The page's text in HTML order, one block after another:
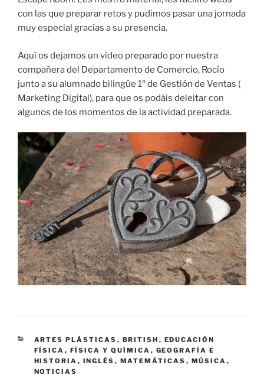
con las que preparar retos y pudimos pasar una jornada
muy especial gracias a su presencia.
Aquí os dejamos un vídeo preparado por nuestra
compañera del Departamento de Comercio, Rocío
junto a su alumnado bilingüe 1º de Gestión de Ventas (
Marketing Digital), para que os podáis deleitar con
algunos de los momentos de la actividad preparada.
CATEGORÍAS
ARTES PLÁSTICAS , BRITISH , EDUCACIÓN
FÍSICA , FÍSICA Y QUÍMICA , GEOGRAFÍA E
HISTORIA , INGLÉS , MATEMÁTICAS , MÚSICA ,
NOTICIAS